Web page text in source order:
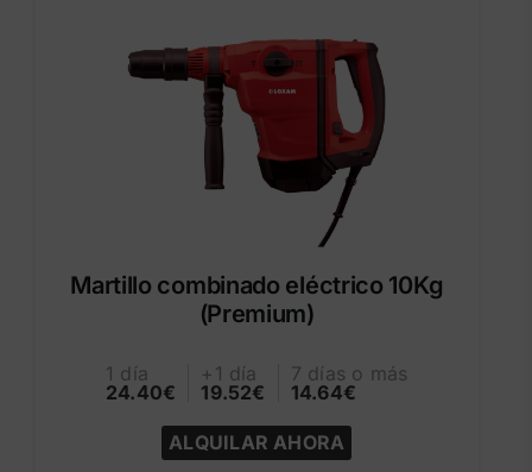
Martillo combinado eléctrico 10Kg
(Premium)
1 día
24.40€
+1 día
19.52€
7 días o más
14.64€
ALQUILAR AHORA